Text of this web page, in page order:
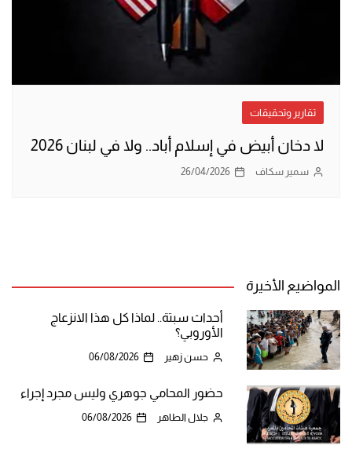
تقارير وتحقيقات
لا دخان أبيض في إسلام أباد.. ولا في لبنان 2026
سمير سكاف 26/04/2026
المواضيع الأخيرة
أحداث سبتة.. لماذا كل هذا الانزعاج
الأوروبي؟
حسن زهير 06/08/2026
حضور المحامي جوهري وليس مجرد إجراء
جلال الطاهر 06/08/2026